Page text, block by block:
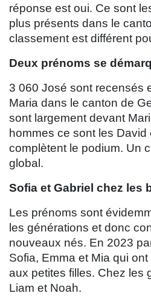
réponse est oui. Ce sont
plus présents dans le
classement est différent
Deux prénoms se
3 060 José sont recensés
Maria dans le canton de
sont largement devant
hommes ce sont les David
complètent le podium. Un
global.
Sofia et Gabriel chez les
Les prénoms sont
les générations et donc
nouveaux nés. En 2023
Sofia, Emma et Mia qui
aux petites filles. Chez les
Liam et Noah.